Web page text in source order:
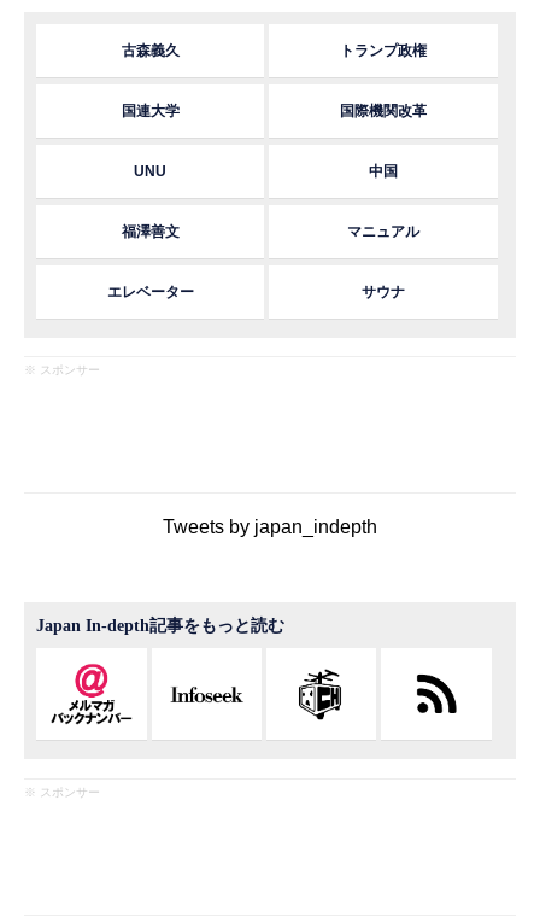
古森義久 トランプ政権
国連大学 国際機関改革
UNU 中国
福澤善文 マニュアル
エレベーター サウナ
※ スポンサー
Tweets by japan_indepth
Japan In-depth記事をもっと読む
※ スポンサー